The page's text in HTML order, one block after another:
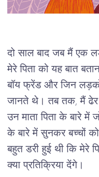
दो साल बाद जब मैं एक
मेरे पिता को यह बात
बॉय फ्रेंड और जिन
जानते थे। तब तक, मैं ढेर
उन माता पिता के बारे में
के बारे में सुनकर बच्चों
बहुत डरी हुई थी कि मेरे
क्या प्रतिक्रिया देंगे।